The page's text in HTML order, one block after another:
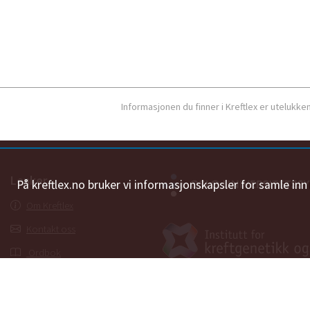
På kreftlex.no bruker vi informasjonskapsler for samle
Informasjonen du finner i Kreftlex er
Lenker